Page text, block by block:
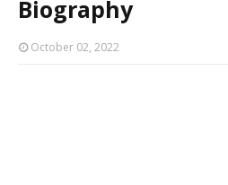
Biography
October 02, 2022